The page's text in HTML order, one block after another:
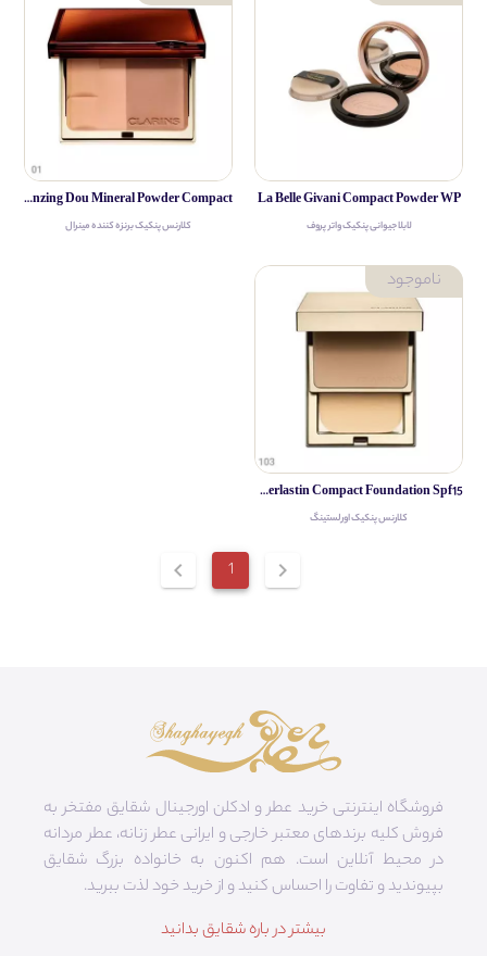
La Belle Givani Compact Powder WP
لابلا جیوانی پنکیک واتر پروف
Clarins Bronzing Dou Mineral Powder Compact
کلارنس پنکیک برنزه کننده مینرال
Clarins Everlastin Compact Foundation Spf15
کلارنس پنکیک اورلستینگ
chevron_right
1
chevron_left
فروشگاه اینترنتی خرید عطر و ادکلن اورجینال شقایق مفتخر به
فروش کلیه برندهای معتبر خارجی و ایرانی عطر زنانه، عطر مردانه
در محیط آنلاین است. هم‌ اکنون به خانواده بزرگ شقایق
بپیوندید و تفاوت را احساس کنید و از خرید خود لذت ببرید.
بیشتر در باره شقایق بدانید